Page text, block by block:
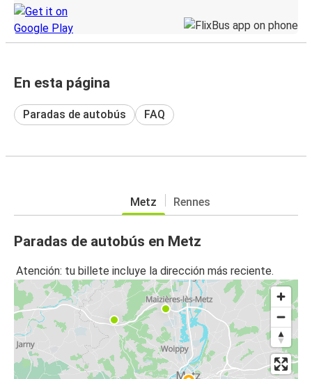
En esta página
Paradas de autobús FAQ
Metz Rennes
Paradas de autobús en Metz
Atención: tu billete incluye la dirección más reciente.